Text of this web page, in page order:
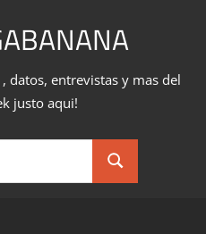
datos, entrevistas y mas del
justo aqui!
Buscar